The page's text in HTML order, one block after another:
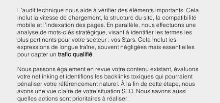
L’audit technique nous aide à vérifier des éléments importants. Cela
inclut la vitesse de chargement, la structure du site, la compatibilité
mobile et l’indexation des pages. En parallèle, nous effectuons une
analyse de mots-clés stratégique, visant à identifier les termes les
plus pertinents pour votre secteur : vos Stars. Cela inclut les
expressions de longue traîne, souvent négligées mais essentielles
pour capter un trafic qualifié.
Nous passons également en revue votre contenu existant, évaluons
votre netlinking et identifions les backlinks toxiques qui pourraient
pénaliser votre référencement naturel. À la fin de cette étape, nous
avons une vue claire de votre situation SEO. Nous savons aussi
quelles actions sont prioritaires à réaliser.